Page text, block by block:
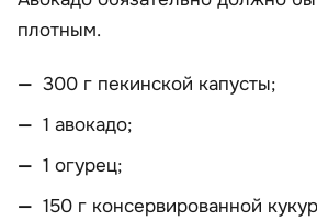
плотным.
300 г пекинской капусты;
1 авокадо;
1 огурец;
150 г консервированной